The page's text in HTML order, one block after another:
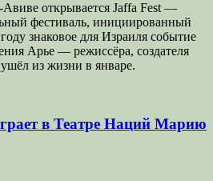
открывается Jaffa Fest —
фестиваль, инициированный
знаковое для Израиля событие
Арье — режиссёра, создателя
из жизни в январе.
в Театре Наций Марию